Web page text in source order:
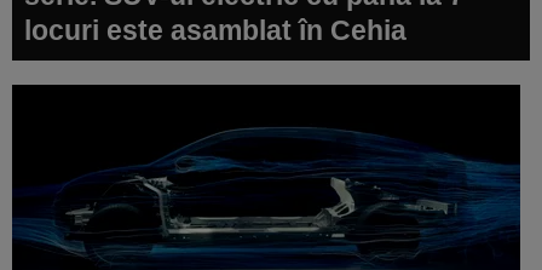
locuri este asamblat în Cehia